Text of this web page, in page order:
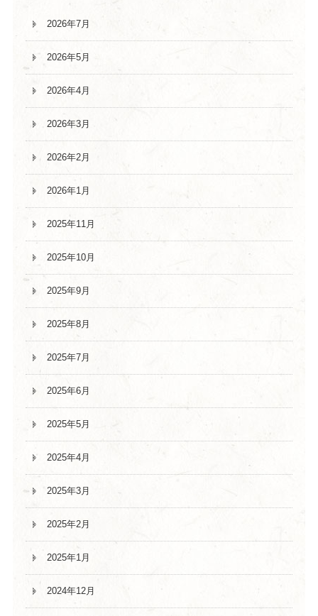
2026年7月
2026年5月
2026年4月
2026年3月
2026年2月
2026年1月
2025年11月
2025年10月
2025年9月
2025年8月
2025年7月
2025年6月
2025年5月
2025年4月
2025年3月
2025年2月
2025年1月
2024年12月